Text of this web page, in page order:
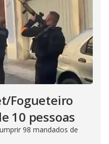
Fogueteiro
10 pessoas
98 mandados de